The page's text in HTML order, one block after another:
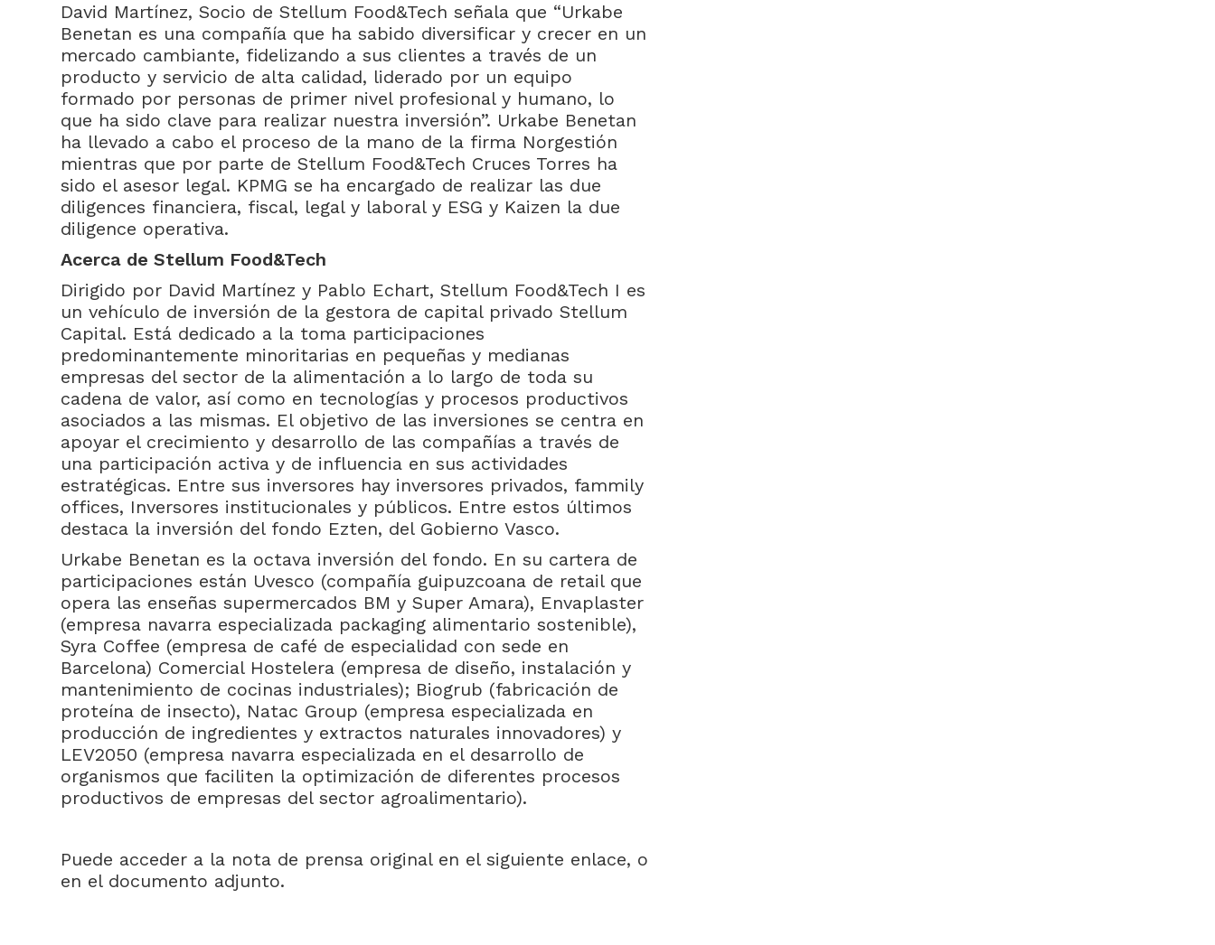
David Martínez, Socio de Stellum Food&Tech señala que “Urkabe
Benetan es una compañía que ha sabido diversificar y crecer en un
mercado cambiante, fidelizando a sus clientes a través de un
producto y servicio de alta calidad, liderado por un equipo
formado por personas de primer nivel profesional y humano, lo
que ha sido clave para realizar nuestra inversión”. Urkabe Benetan
ha llevado a cabo el proceso de la mano de la firma Norgestión
mientras que por parte de Stellum Food&Tech Cruces Torres ha
sido el asesor legal. KPMG se ha encargado de realizar las due
diligences financiera, fiscal, legal y laboral y ESG y Kaizen la due
diligence operativa.
Acerca de Stellum Food&Tech
Dirigido por David Martínez y Pablo Echart, Stellum Food&Tech I es
un vehículo de inversión de la gestora de capital privado Stellum
Capital. Está dedicado a la toma participaciones
predominantemente minoritarias en pequeñas y medianas
empresas del sector de la alimentación a lo largo de toda su
cadena de valor, así como en tecnologías y procesos productivos
asociados a las mismas. El objetivo de las inversiones se centra en
apoyar el crecimiento y desarrollo de las compañías a través de
una participación activa y de influencia en sus actividades
estratégicas. Entre sus inversores hay inversores privados, fammily
offices, Inversores institucionales y públicos. Entre estos últimos
destaca la inversión del fondo Ezten, del Gobierno Vasco.
Urkabe Benetan es la octava inversión del fondo. En su cartera de
participaciones están Uvesco (compañía guipuzcoana de retail que
opera las enseñas supermercados BM y Super Amara), Envaplaster
(empresa navarra especializada packaging alimentario sostenible),
Syra Coffee (empresa de café de especialidad con sede en
Barcelona) Comercial Hostelera (empresa de diseño, instalación y
mantenimiento de cocinas industriales); Biogrub (fabricación de
proteína de insecto), Natac Group (empresa especializada en
producción de ingredientes y extractos naturales innovadores) y
LEV2050 (empresa navarra especializada en el desarrollo de
organismos que faciliten la optimización de diferentes procesos
productivos de empresas del sector agroalimentario).
Puede acceder a la nota de prensa original en el siguiente enlace, o
en el documento adjunto.